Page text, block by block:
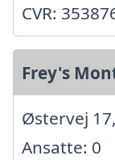
CVR:
Frey's
Østervej
Ansatte: 0